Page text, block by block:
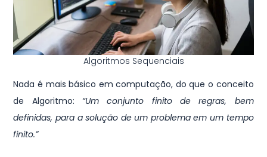
Algoritmos Sequenciais
Nada é mais básico em computação, do que o conceito
de Algoritmo: “Um conjunto finito de regras, bem
definidas, para a solução de um problema em um tempo
finito.”